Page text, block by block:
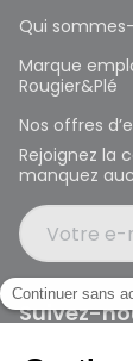
Qui
Marque
Rougier&Plé
Nos offres
Rejoignez la
manquez
Votre e-
Suivez-